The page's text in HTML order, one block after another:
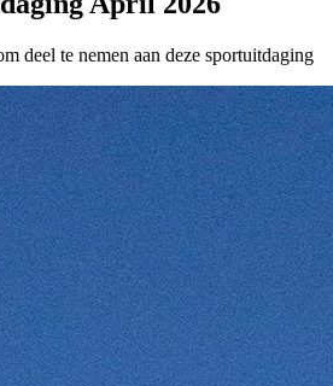
deel te nemen aan deze sportuitdaging